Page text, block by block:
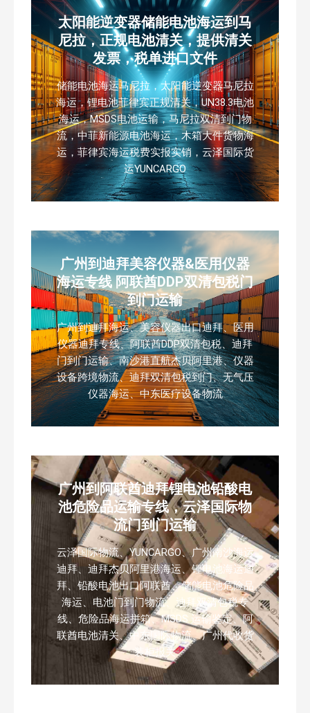
太阳能逆变器储能电池海运到马
尼拉，正规电池清关，提供清关
发票，税单进口文件
储能电池海运马尼拉，太阳能逆变器马尼拉
海运，锂电池菲律宾正规清关，UN38.3电池
海运，MSDS电池运输，马尼拉双清到门物
流，中菲新能源电池海运，木箱大件货物海
运，菲律宾海运税费实报实销，云泽国际货
运YUNCARGO
广州到迪拜美容仪器&医用仪器
海运专线 阿联酋DDP双清包税门
到门运输
广州到迪拜海运、美容仪器出口迪拜、医用
仪器迪拜专线、阿联酋DDP双清包税、迪拜
门到门运输、南沙港直航杰贝阿里港、仪器
设备跨境物流、迪拜双清包税到门、无气压
仪器海运、中东医疗设备物流
广州到阿联酋迪拜锂电池铅酸电
池危险品运输专线，云泽国际物
流门到门运输
云泽国际物流、YUNCARGO、广州南沙海运
迪拜、迪拜杰贝阿里港海运、锂电池海运迪
拜、铅酸电池出口阿联酋、储能电池危险品
海运、电池门到门物流、迪拜双清包税专
线、危险品海运拼箱、MSDS 运输鉴定、阿
联酋电池清关、中东国际物流、广州代收货
装柜报关